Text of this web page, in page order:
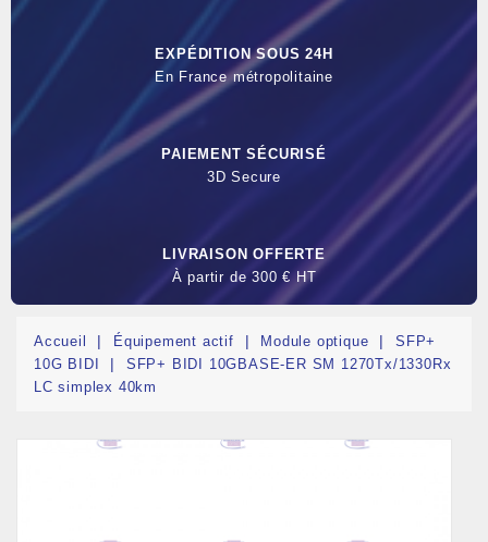
EXPÉDITION SOUS 24H
En France métropolitaine
PAIEMENT SÉCURISÉ
3D Secure
LIVRAISON OFFERTE
À partir de 300 € HT
Accueil Équipement actif Module optique
SFP+
10G BIDI
SFP+ BIDI 10GBASE-ER SM 1270Tx/1330Rx
LC simplex 40km